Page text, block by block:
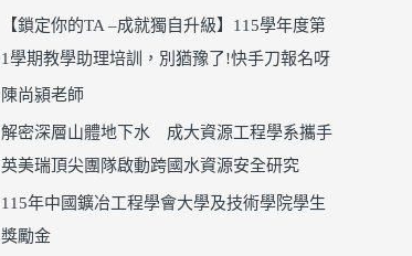
【鎖定你的TA –成就獨自升級】115學年度第
1學期教學助理培訓，別猶豫了!快手刀報名呀
陳尚潁老師
解密深層山體地下水 成大資源工程學系攜手
英美瑞頂尖團隊啟動跨國水資源安全研究
115年中國鑛冶工程學會大學及技術學院學生
獎勵金